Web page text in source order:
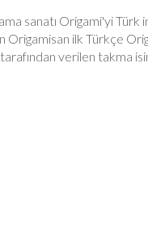
sanatı Origami'yi Türk
Origamisan ilk Türkçe
verilen takma